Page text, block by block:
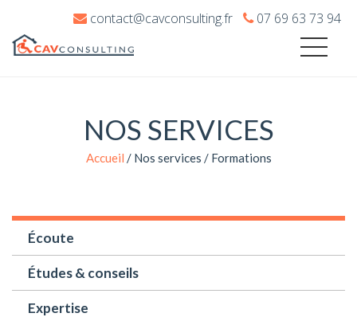
contact@cavconsulting.fr 07 69 63 73 94
NOS SERVICES
Accueil / Nos services / Formations
Écoute
Études & conseils
Expertise